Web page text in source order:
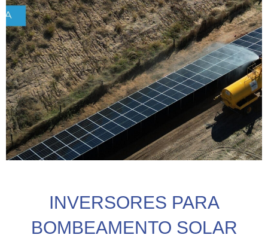
INVERSORES PARA
BOMBEAMENTO SOLAR